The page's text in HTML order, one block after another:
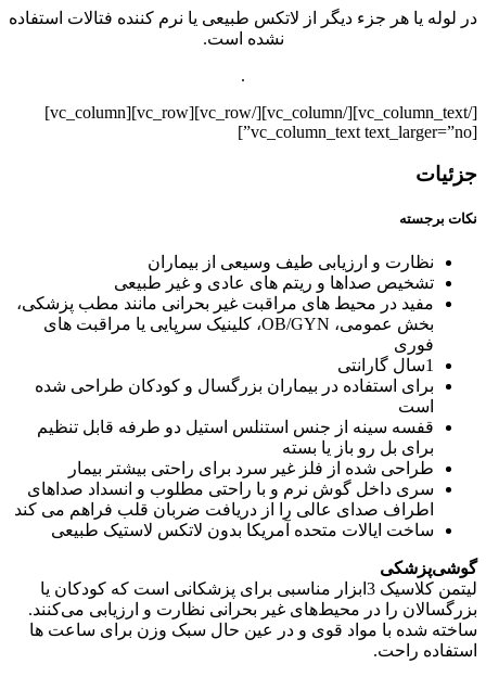
در لوله یا هر جزء دیگر از لاتکس طبیعی یا نرم کننده فتالات استفاده
نشده است.
.
[/vc_column_text][/vc_column][/vc_row][vc_row][vc_column]
[vc_column_text text_larger=”no”]
جزئیات
نکات برجسته
نظارت و ارزیابی طیف وسیعی از بیماران
تشخیص صداها و ریتم های عادی و غیر طبیعی
مفید در محیط های مراقبت غیر بحرانی مانند مطب پزشکی،
بخش عمومی، OB/GYN، کلینیک سرپایی یا مراقبت های
فوری
1سال گارانتی
برای استفاده در بیماران بزرگسال و کودکان طراحی شده
است
قفسه سینه از جنس استنلس استیل دو طرفه قابل تنظیم
برای بل رو باز یا بسته
طراحی شده از فلز غیر سرد برای راحتی بیشتر بیمار
سری داخل گوش نرم و با راحتی مطلوب و انسداد صداهای
اطراف صدای عالی را از دریافت ضربان قلب فراهم می کند
ساخت ایالات متحده آمریکا بدون لاتکس لاستیک طبیعی
گوشی‌پزشکی
لیتمن کلاسیک 3ابزار مناسبی برای پزشکانی است که کودکان یا
بزرگسالان را در محیط‌های غیر بحرانی نظارت و ارزیابی می‌کنند.
ساخته شده با مواد قوی و در عین حال سبک وزن برای ساعت ها
استفاده راحت.